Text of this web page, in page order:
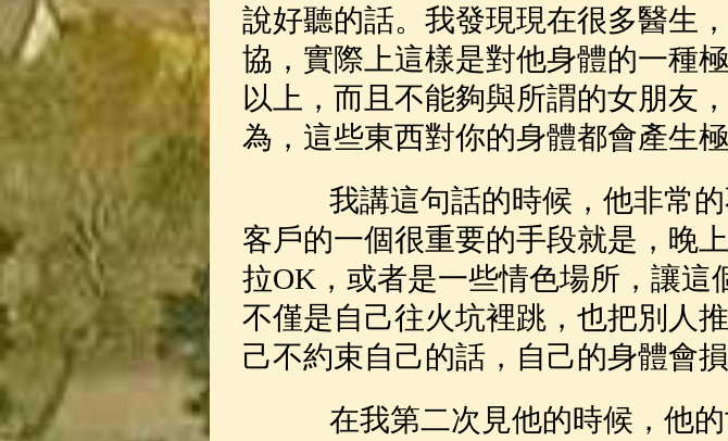
說好聽的話。我發現現在很多醫生
協，實際上這樣是對他身體的一種
以上，而且不能夠與所謂的女朋友
為，這些東西對你的身體都會產生極
我講這句話的時候，他非常的
客戶的一個很重要的手段就是，晚
拉OK，或者是一些情色場所，讓
不僅是自己往火坑裡跳，也把別人
己不約束自己的話，自己的身體會
在我第二次見他的時候，他的